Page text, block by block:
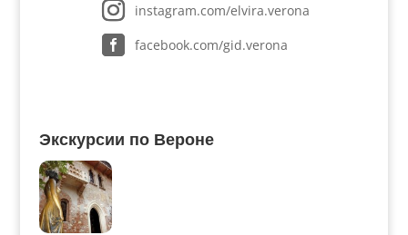
instagram.com/elvira.verona
facebook.com/gid.verona
Экскурсии по Вероне